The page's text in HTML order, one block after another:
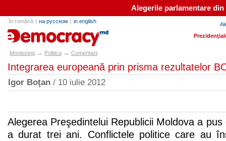
Alegerile parlamentare
în română | на русском | in english
e-democracy.md
Monitoring → Politica → Comentarii
Integrarea europeană prin prisma rezultatelor
Igor Boţan / 10 iulie 2012
Alegerea Preşedintelui Republicii Moldova a
a durat trei ani. Conflictele politice care au